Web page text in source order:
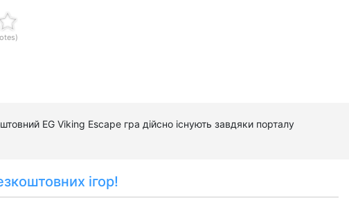
EG Viking Escape гра дійсно існують завдяки порталу
ігор!